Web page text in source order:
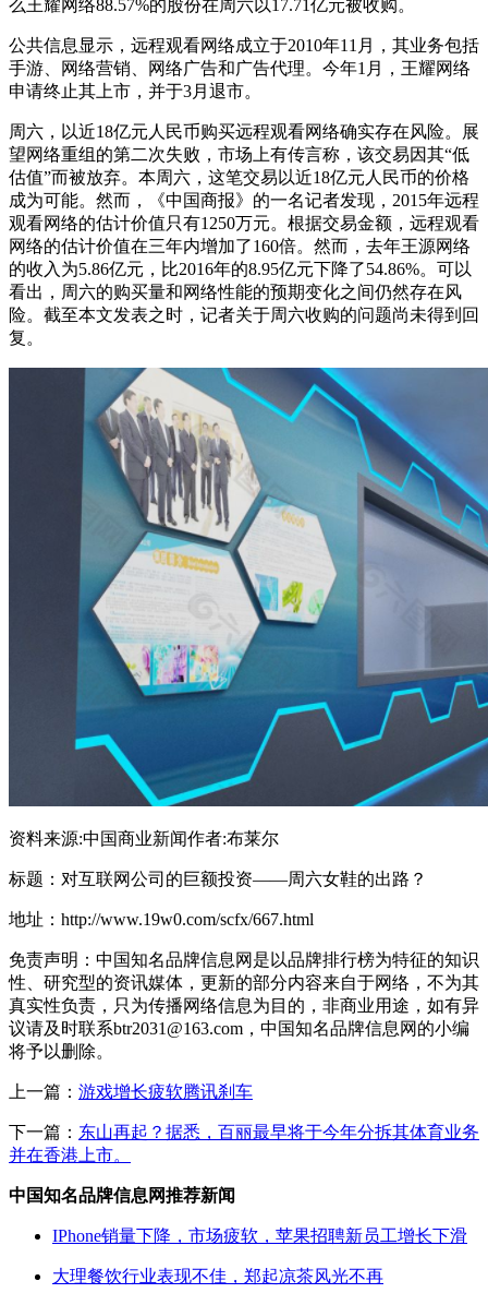
么王耀网络88.57%的股份在周六以17.71亿元被收购。
公共信息显示，远程观看网络成立于2010年11月，其业务包括
手游、网络营销、网络广告和广告代理。今年1月，王耀网络
申请终止其上市，并于3月退市。
周六，以近18亿元人民币购买远程观看网络确实存在风险。展
望网络重组的第二次失败，市场上有传言称，该交易因其“低
估值”而被放弃。本周六，这笔交易以近18亿元人民币的价格
成为可能。然而，《中国商报》的一名记者发现，2015年远程
观看网络的估计价值只有1250万元。根据交易金额，远程观看
网络的估计价值在三年内增加了160倍。然而，去年王源网络
的收入为5.86亿元，比2016年的8.95亿元下降了54.86%。可以
看出，周六的购买量和网络性能的预期变化之间仍然存在风
险。截至本文发表之时，记者关于周六收购的问题尚未得到回
复。
资料来源:中国商业新闻作者:布莱尔
标题：对互联网公司的巨额投资——周六女鞋的出路？
地址：http://www.19w0.com/scfx/667.html
免责声明：中国知名品牌信息网是以品牌排行榜为特征的知识
性、研究型的资讯媒体，更新的部分内容来自于网络，不为其
真实性负责，只为传播网络信息为目的，非商业用途，如有异
议请及时联系btr2031@163.com，中国知名品牌信息网的小编
将予以删除。
上一篇： 游戏增长疲软腾讯刹车
下一篇： 东山再起？据悉，百丽最早将于今年分拆其体育业务
并在香港上市。
中国知名品牌信息网推荐新闻
IPhone销量下降，市场疲软，苹果招聘新员工增长下滑
大理餐饮行业表现不佳，郑起凉茶风光不再